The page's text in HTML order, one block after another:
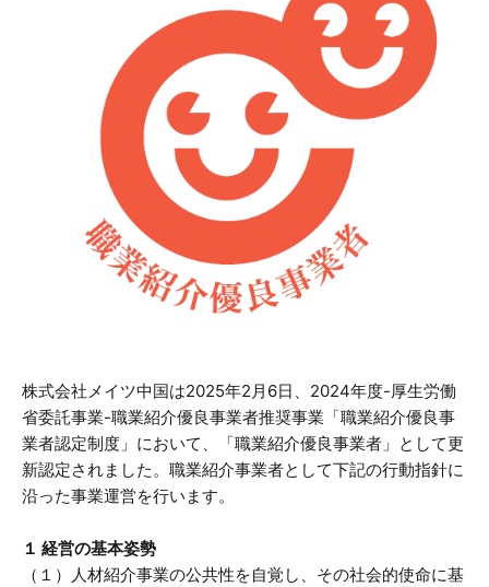
株式会社メイツ中国は2025年2月6日、2024年度-厚生労働
省委託事業-職業紹介優良事業者推奨事業「職業紹介優良事
業者認定制度」において、「職業紹介優良事業者」として更
新認定されました。職業紹介事業者として下記の行動指針に
沿った事業運営を行います。
１ 経営の基本姿勢
（１）人材紹介事業の公共性を自覚し、その社会的使命に基